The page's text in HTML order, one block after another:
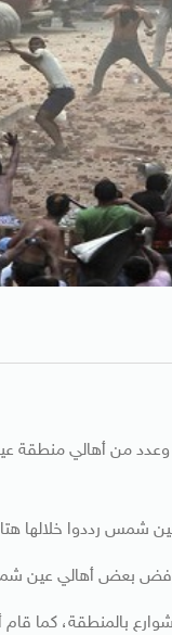
وعدد من أهالي منطقة
شمس رددوا خلالها
رفض بعض أهالي عين
بالمنطقة، كما